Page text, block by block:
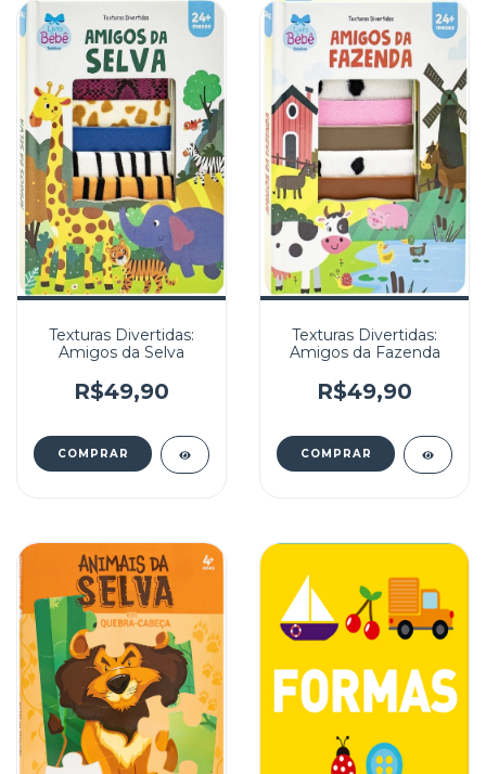
Texturas Divertidas:
Amigos da Selva
R$49,90
Texturas Divertidas:
Amigos da Fazenda
R$49,90